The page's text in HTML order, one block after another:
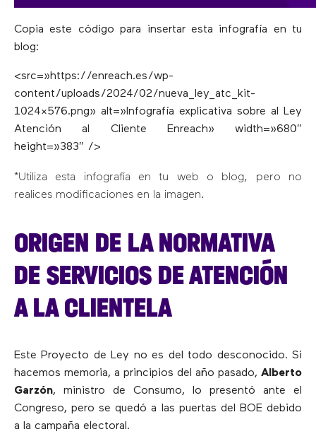
Copia este código para insertar esta infografía en tu
blog:
<src=»https://enreach.es/wp-
content/uploads/2024/02/nueva_ley_atc_kit-
1024×576.png» alt=»Infografía explicativa sobre al Ley
Atención al Cliente Enreach» width=»680″
height=»383″ />
*Utiliza esta infografía en tu web o blog, pero no
realices modificaciones en la imagen.
ORIGEN DE LA NORMATIVA
DE SERVICIOS DE ATENCIÓN
A LA CLIENTELA
Este Proyecto de Ley no es del todo desconocido. Si
hacemos memoria, a principios del año pasado, Alberto
Garzón, ministro de Consumo, lo presentó ante el
Congreso, pero se quedó a las puertas del BOE debido
a la campaña electoral.